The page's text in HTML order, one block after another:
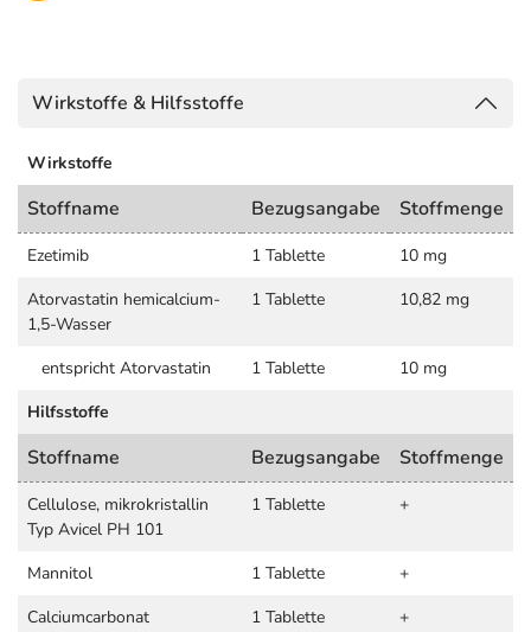
Wirkstoffe & Hilfsstoffe
Wirkstoffe
Stoffname Bezugsangabe Stoffmenge
Ezetimib 1 Tablette
10 mg
Atorvastatin hemicalcium-
1,5-Wasser
1 Tablette 10,82 mg
entspricht Atorvastatin 1 Tablette
10 mg
Hilfsstoffe
Stoffname Bezugsangabe Stoffmenge
Cellulose, mikrokristallin
Typ Avicel PH 101
1 Tablette +
Mannitol 1 Tablette
+
Calciumcarbonat
1 Tablette
+